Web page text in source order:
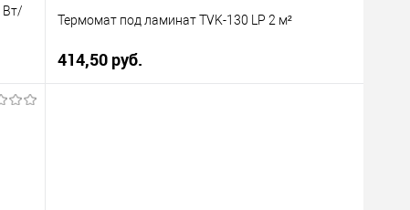
Вт/
Термомат под ламинат TVK-130 LP 2 м²
414,50 pуб.